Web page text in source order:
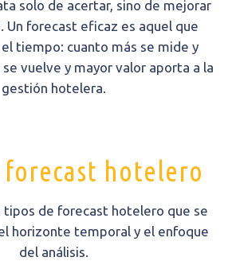
solo de acertar, sino de mejorar
Un forecast eficaz es aquel que
tiempo: cuanto más se mide y
vuelve y mayor valor aporta a la
gestión hotelera.
forecast hotelero
tipos de forecast hotelero que se
horizonte temporal y el enfoque
del análisis.